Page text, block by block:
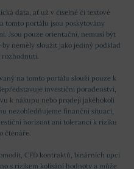
data, ať už v číselné či textové
tomto portálu jsou poskytovány
Jsou pouze orientační, nemusí být
neměly sloužit jako jediný podklad
rozhodnutí.
na tomto portálu slouží pouze k
investiční poradenství,
k nákupu nebo prodeji jakéhokoli
nezohledňujeme finanční situaci,
horizont ani toleranci k riziku
čtenáře.
CFD kontraktů, binárních opcí
s rizikem kolísání hodnoty a může